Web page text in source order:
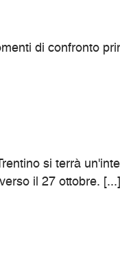
di confronto
si terrà
il 27 ottobre. [...]